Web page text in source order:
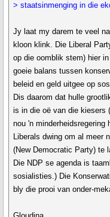
> staatsinmenging in die
Jy laat my darem te veel
kloon klink. Die Liberal
op die oomblik stem) hier
goeie balans tussen
beleid en geld uitgee op
Dis daarom dat hulle
is in die oë van die kiesers
nou 'n minderheidsregering
Liberals dwing om al meer
(New Democratic Party) te
Die NDP se agenda is
sosialisties.) Die
bly die prooi van onder-